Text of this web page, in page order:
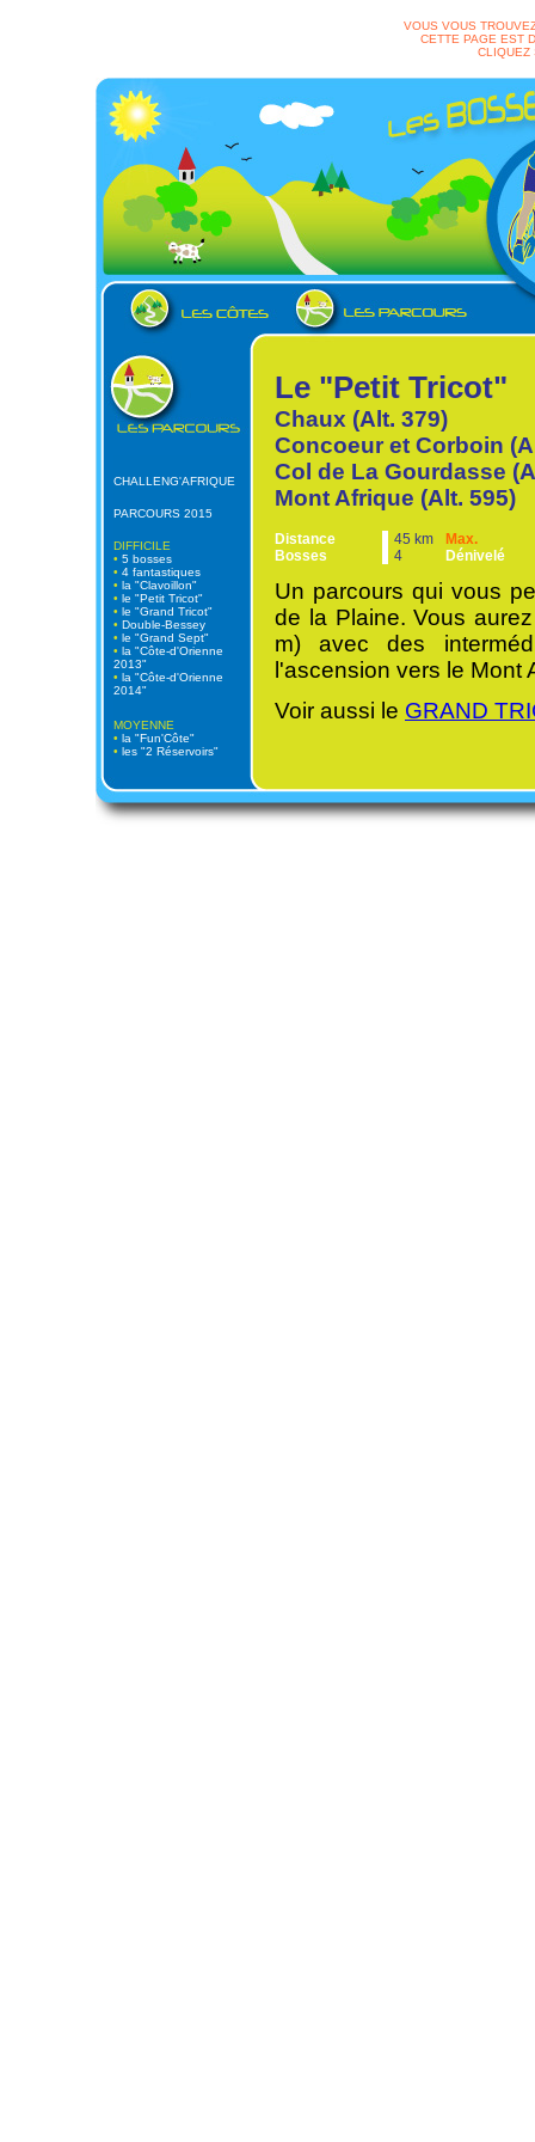
VOUS VOUS
CETTE PAGE EST
CLIQUEZ
CHALLENG'AFRIQUE
PARCOURS 2015
DIFFICILE
• 5 bosses
• 4 fantastiques
• la "Clavoillon"
• le "Petit Tricot"
• le "Grand Tricot"
• Double-Bessey
• le "Grand Sept"
• la "Côte-d'Orienne
2013"
• la "Côte-d'Orienne
2014"
MOYENNE
• la "Fun'Côte"
• les "2 Réservoirs"
Le "Petit Tricot"
Chaux (Alt. 379)
Concoeur et Corboin
Col de La Gourdasse
Mont Afrique (Alt. 595)
Distance 45 km
Max.
Bosses
4 Dénivelé
Un parcours qui vous
de la Plaine. Vous
m) avec des
l'ascension vers le Mont
Voir aussi le GRAND